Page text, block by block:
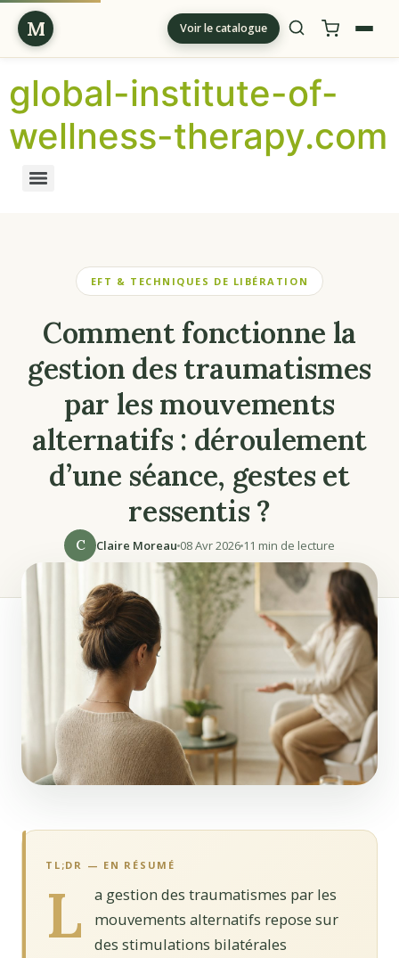
M Voir le catalogue
global-institute-of-
wellness-therapy.com
EFT & TECHNIQUES DE LIBÉRATION
Comment fonctionne la
gestion des traumatismes
par les mouvements
alternatifs : déroulement
d’une séance, gestes et
ressentis ?
C Claire Moreau 08 Avr 2026 11 min de lecture
TL;DR — EN RÉSUMÉ
L
a gestion des traumatismes par les
mouvements alternatifs repose sur
des stimulations bilatérales